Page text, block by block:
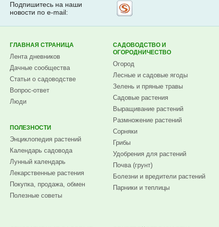
Подпишитесь на наши
новости по e-mail:
ГЛАВНАЯ СТРАНИЦА
Лента дневников
Дачные сообщества
Статьи о садоводстве
Вопрос-ответ
Люди
ПОЛЕЗНОСТИ
Энциклопедия растений
Календарь садовода
Лунный календарь
Лекарственные растения
Покупка, продажа, обмен
Полезные советы
САДОВОДСТВО И
ОГОРОДНИЧЕСТВО
Огород
Лесные и садовые ягоды
Зелень и пряные травы
Садовые растения
Выращивание растений
Размножение растений
Сорняки
Грибы
Удобрения для растений
Почва (грунт)
Болезни и вредители растений
Парники и теплицы